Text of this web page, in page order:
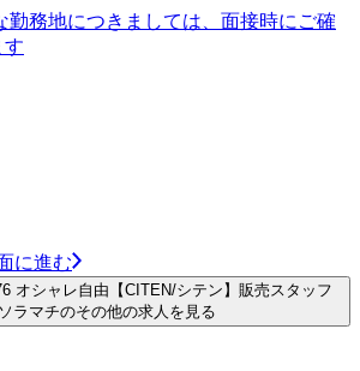
勤務地につきましては、面接時にご確
す
に進む
オシャレ自由【CITEN/シテン】販売スタッフ
ラマチのその他の求人を見る